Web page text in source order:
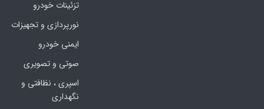
تزئینات خودرو
نورپردازی و تجهیزات
ایمنی خودرو
صوتی و تصویری
اسپری ، نظافتی و
نگهداری